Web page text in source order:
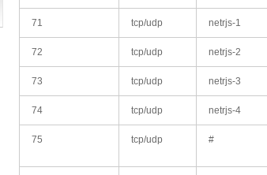
71 tcp/udp netrjs-1
72 tcp/udp netrjs-2
73 tcp/udp netrjs-3
74 tcp/udp netrjs-4
75 tcp/udp #